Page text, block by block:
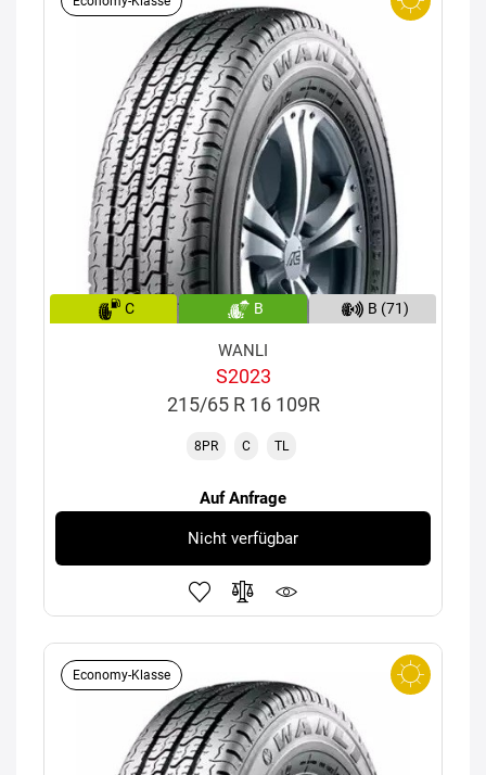
C B B (71)
WANLI
S2023
215/65 R 16 109R
8PR C TL
Auf Anfrage
Nicht verfügbar
Economy-Klasse